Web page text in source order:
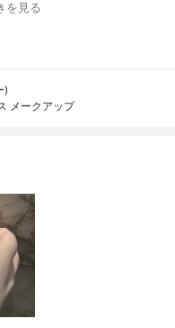
を見る
)
メークアップ